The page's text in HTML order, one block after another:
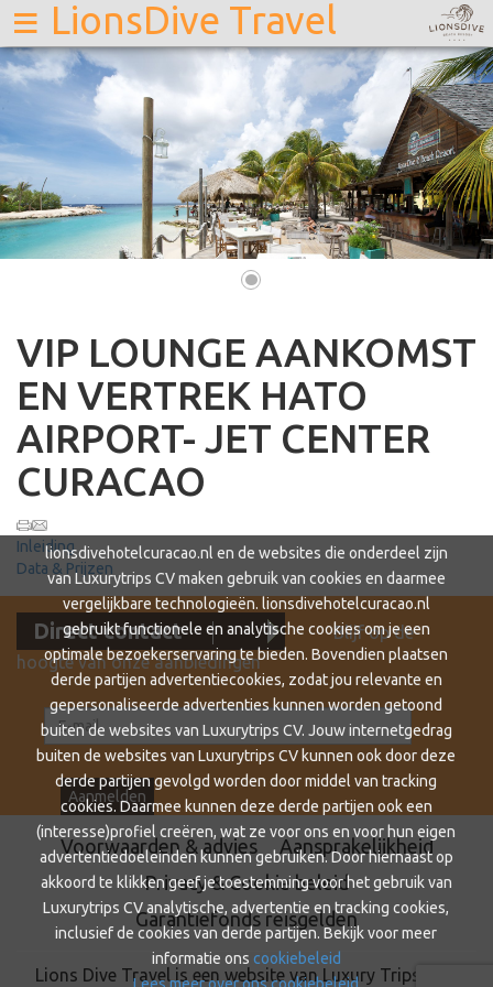
lionsdivehotelcuracao.nl en de websites die onderdeel zijn
van Luxurytrips CV maken gebruik van cookies en daarmee
vergelijkbare technologieën. lionsdivehotelcuracao.nl
gebruikt functionele en analytische cookies om je een
optimale bezoekerservaring te bieden. Bovendien plaatsen
derde partijen advertentiecookies, zodat jou relevante en
gepersonaliseerde advertenties kunnen worden getoond
buiten de websites van Luxurytrips CV. Jouw internetgedrag
buiten de websites van Luxurytrips CV kunnen ook door deze
derde partijen gevolgd worden door middel van tracking
cookies. Daarmee kunnen deze derde partijen ook een
(interesse)profiel creëren, wat ze voor ons en voor hun eigen
advertentiedoeleinden kunnen gebruiken. Door hiernaast op
akkoord te klikken geef je toestemming voor het gebruik van
Luxurytrips CV analytische, advertentie en tracking cookies,
inclusief de cookies van derde partijen. Bekijk voor meer
informatie ons cookiebeleid
≡ LionsDive Travel
•
VIP LOUNGE AANKOMST
EN VERTREK HATO
AIRPORT- JET CENTER
CURACAO
Inleiding
Data & Prijzen
Direct contact
Blijf op de
hoogte van onze aanbiedingen
Voorwaarden & advies
Aansprakelijkheid
Privacy & Cookie beleid
Garantiefonds reisgelden
Lions Dive Travel is een website van Luxury Trips BV •